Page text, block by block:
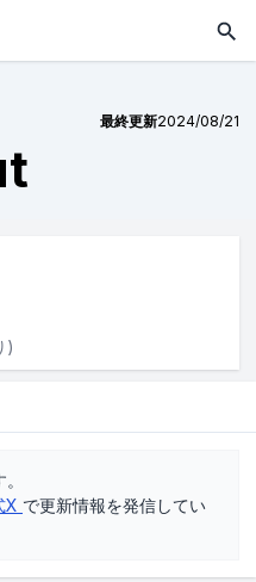
最終更新2024/08/21
)
X で更新情報を発信してい